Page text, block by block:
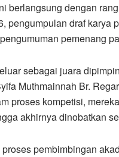
berlangsung dengan
pengumpulan draf karya
pemenang
sebagai juara
Muthmainnah Br.
proses kompetisi,
akhirnya dinobatkan
pembimbingan